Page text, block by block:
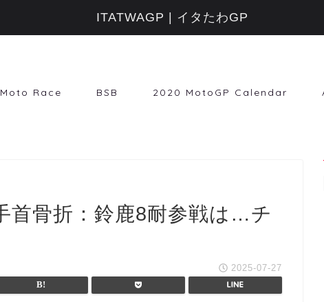
Moto Race BSB 2020 MotoGP Calendar
首骨折：鈴鹿8耐参戦は…チ
2025-07-27
ITATWAGP | イタたわGP